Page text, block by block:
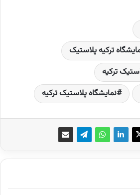
ترکیه پلاستیک
ترکیه
نمایشگاه پلاستیک ترکیه